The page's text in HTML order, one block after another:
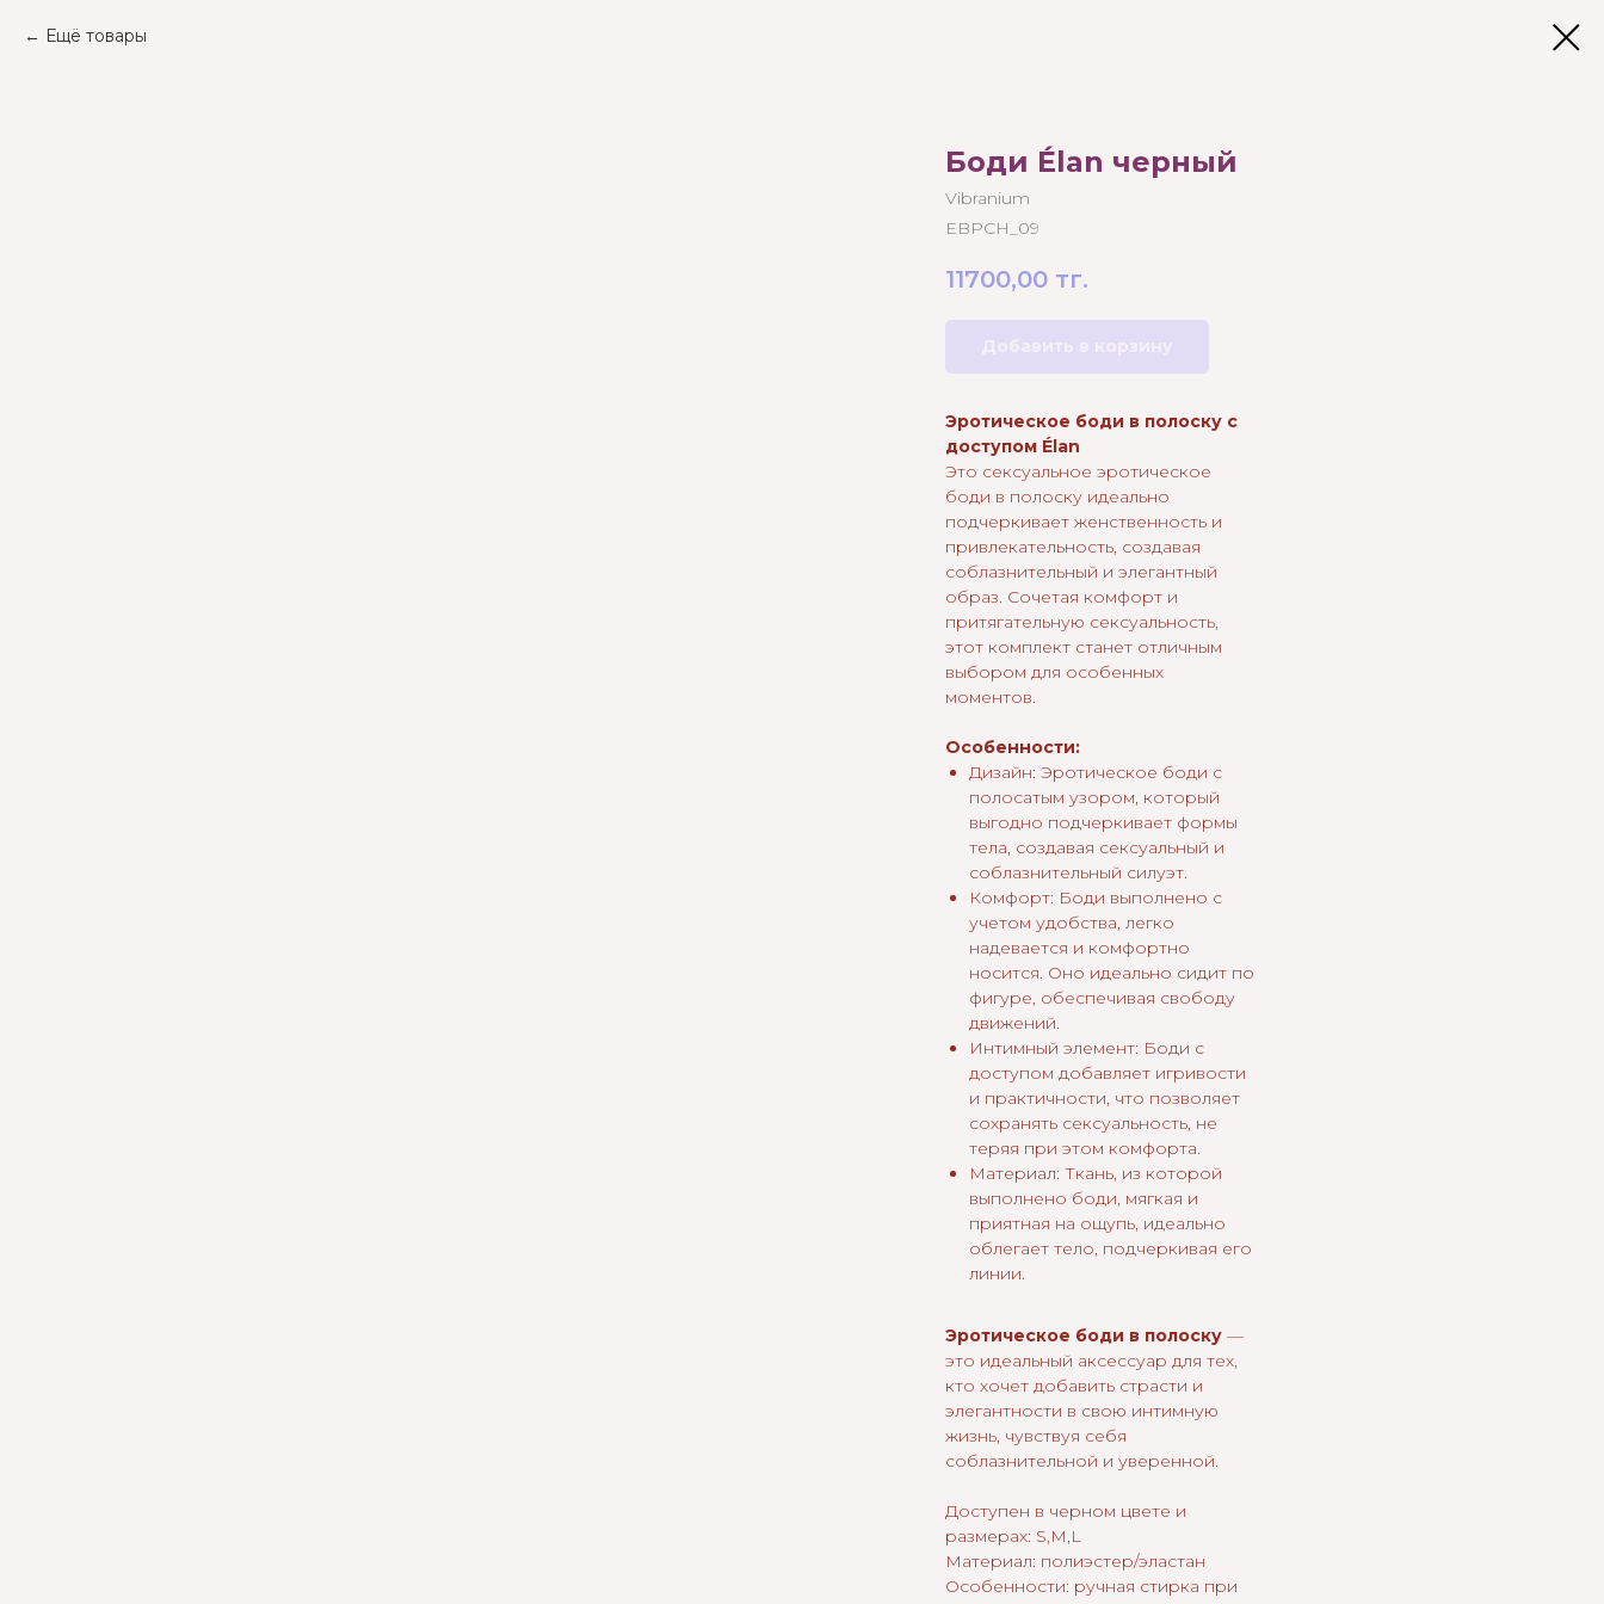
Ещё товары
Боди Élan черный
Vibranium
EBPCH_09
11700,00 тг.
Эротическое боди в полоску с
доступом Élan
Это сексуальное эротическое
боди в полоску идеально
подчеркивает женственность и
привлекательность, создавая
соблазнительный и элегантный
образ. Сочетая комфорт и
притягательную сексуальность,
этот комплект станет отличным
выбором для особенных
моментов.
Особенности:
Дизайн: Эротическое боди с
полосатым узором, который
выгодно подчеркивает формы
тела, создавая сексуальный и
соблазнительный силуэт.
Комфорт: Боди выполнено с
учетом удобства, легко
надевается и комфортно
носится. Оно идеально сидит по
фигуре, обеспечивая свободу
движений.
Интимный элемент: Боди с
доступом добавляет игривости
и практичности, что позволяет
сохранять сексуальность, не
теряя при этом комфорта.
Материал: Ткань, из которой
выполнено боди, мягкая и
приятная на ощупь, идеально
облегает тело, подчеркивая его
линии.
Эротическое боди в полоску —
это идеальный аксессуар для тех,
кто хочет добавить страсти и
элегантности в свою интимную
жизнь, чувствуя себя
соблазнительной и уверенной.
Доступен в черном цвете и
размерах: S,M,L
Материал: полиэстер/эластан
Особенности: ручная стирка при